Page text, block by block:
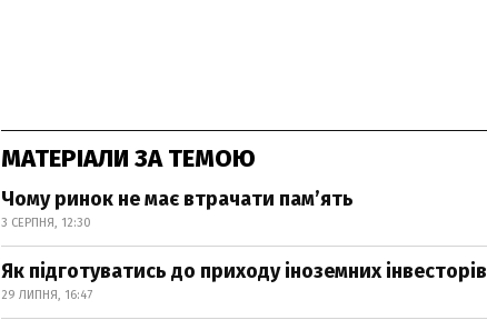
МАТЕРІАЛИ ЗА ТЕМОЮ
Чому ринок не має втрачати пам’ять
3 СЕРПНЯ, 12:30
Як підготуватись до приходу іноземних інвесторів
29 ЛИПНЯ, 16:47